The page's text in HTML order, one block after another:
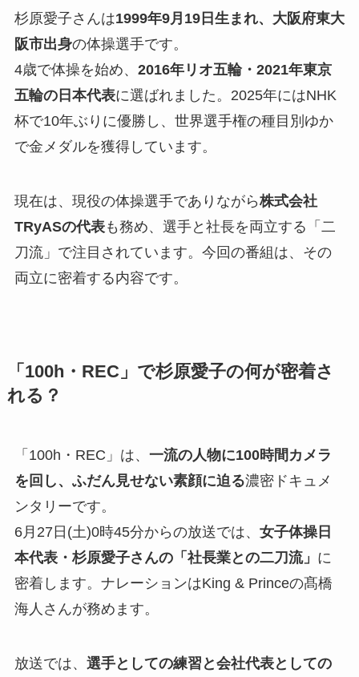
杉原愛子さんは1999年9月19日生まれ、大阪府東大
阪市出身の体操選手です。
4歳で体操を始め、 2016年リオ五輪・2021年東京
五輪の日本代表に選ばれました。2025年にはNHK
杯で10年ぶりに優勝し、世界選手権の種目別ゆか
で金メダルを獲得しています。
現在は、現役の体操選手でありながら株式会社
TRyASの代表も務め、選手と社長を両立する「二
刀流」で注目されています。今回の番組は、その
両立に密着する内容です。
「100h・REC」で杉原愛子の何が密着さ
れる？
「100h・REC」は、 一流の人物に100時間カメラ
を回し、ふだん見せない素顔に迫る濃密ドキュメ
ンタリーです。
6月27日(土)0時45分からの放送では、 女子体操日
本代表・杉原愛子さんの「社長業との二刀流」 に
密着します。ナレーションはKing & Princeの髙橋
海人さんが務めます。
放送では、 選手としての練習と会社代表としての